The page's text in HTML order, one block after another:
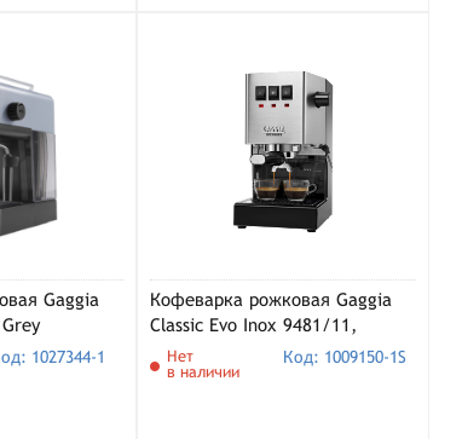
Gaggia
черный
1027344-1
Кофеварка рожковая Gaggia
Classic Evo Inox 9481/11,
нержавеющая сталь
Нет
в наличии
Код: 1009150-1S